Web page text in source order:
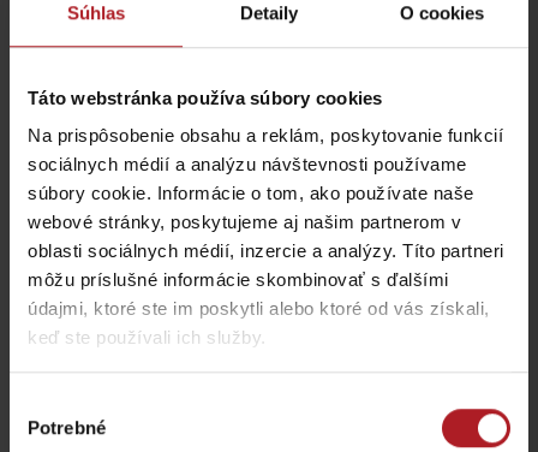
Súhlas Detaily O cookies
Táto webstránka používa súbory cookies
Na prispôsobenie obsahu a reklám, poskytovanie funkcií
sociálnych médií a analýzu návštevnosti používame
súbory cookie. Informácie o tom, ako používate naše
webové stránky, poskytujeme aj našim partnerom v
oblasti sociálnych médií, inzercie a analýzy. Títo partneri
môžu príslušné informácie skombinovať s ďalšími
údajmi, ktoré ste im poskytli alebo ktoré od vás získali,
keď ste používali ich služby.
súhlasu
Potrebné
studnička
Liptovský Ján
Syráreň Sajdák
Liptovská Osada